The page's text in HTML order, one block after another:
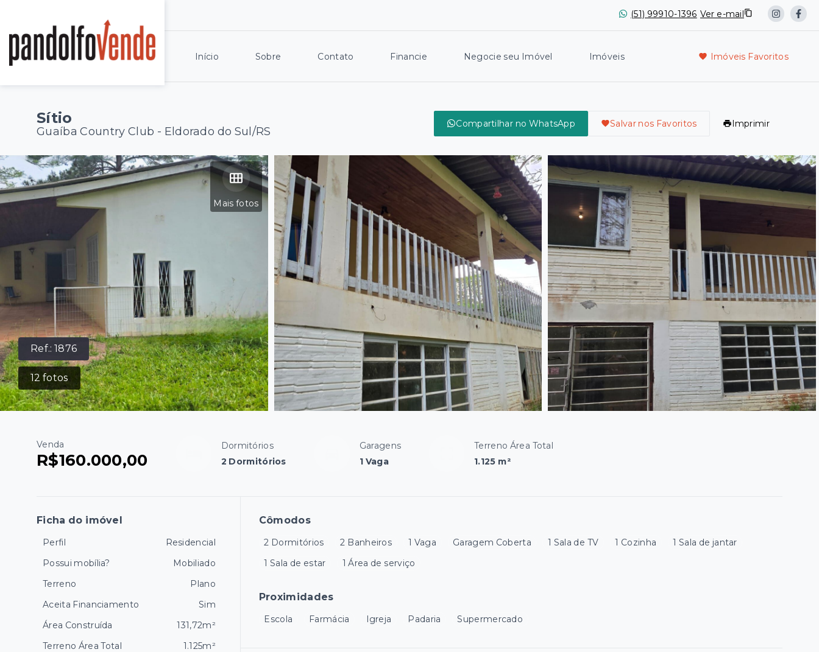
(51) 99910-1396 Ver e-mail
Início Sobre Contato Financie Negocie seu Imóvel Imóveis Imóveis Favoritos
Sítio
Guaíba Country Club - Eldorado do Sul/RS
Compartilhar no WhatsApp Salvar nos Favoritos Imprimir
Ref.:1876
12 fotos
Mais fotos
Venda
R$160.000,00
Dormitórios
2 Dormitórios
Garagens
1 Vaga
Terreno Área Total
1.125 m²
Cômodos
2 Dormitórios 2 Banheiros 1 Vaga Garagem Coberta 1 Sala de TV 1 Cozinha
1 Sala de jantar
1 Sala de estar
1 Área de serviço
Proximidades
Escola Farmácia Igreja Padaria Supermercado
Ficha do imóvel
Perfil
Residencial
Possui mobília?
Mobiliado
Terreno
Plano
Aceita Financiamento
Sim
Área Construída
131,72m²
Terreno Área Total
1.125m²